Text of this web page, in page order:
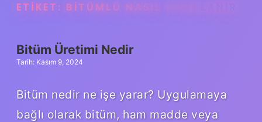
ETIKET: BITÜMLÜ NASIL UYGULANIR
Bitüm Üretimi Nedir
Tarih: Kasım 9, 2024
Bitüm nedir ne işe yarar? Uygulamaya
bağlı olarak bitüm, ham madde veya